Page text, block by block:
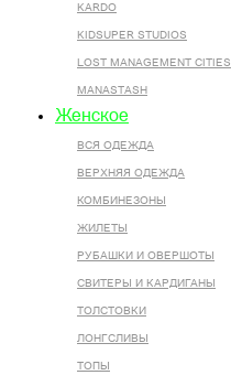
KARDO
KIDSUPER STUDIOS
LOST MANAGEMENT CITIES
MANASTASH
Женское
ВСЯ ОДЕЖДА
ВЕРХНЯЯ ОДЕЖДА
КОМБИНЕЗОНЫ
ЖИЛЕТЫ
РУБАШКИ И ОВЕРШОТЫ
СВИТЕРЫ И КАРДИГАНЫ
ТОЛСТОВКИ
ЛОНГСЛИВЫ
ТОПЫ